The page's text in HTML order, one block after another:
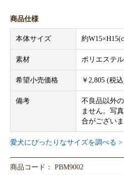
商品仕様
本体サイズ 約
素材 ポリエステ
希望小売価格 ￥2,805 (税
備考
不良品以外
ません。写
合がございま
愛犬にぴったりなサイズを調べる >
商品コード： PBM9002